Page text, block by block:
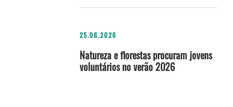
25.06.2026
Natureza e florestas procuram jovens
voluntários no verão 2026